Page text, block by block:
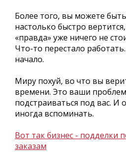
Более того, вы можете
настолько быстро
«правда» уже ничего не
Что-то перестало
начало.
Миру похуй, во что вы
времени. Это ваши
подстраиваться под вас. И
иногда вспоминать.
Вот так бизнес - подделки
заказам